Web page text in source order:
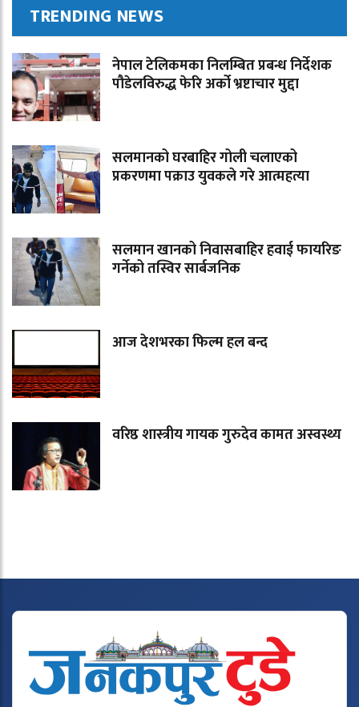
TRENDING NEWS
नेपाल टेलिकमका निलम्बित प्रबन्ध निर्देशक
पौडेलविरुद्ध फेरि अर्को भ्रष्टाचार मुद्दा
सलमानको घरबाहिर गोली चलाएको
प्रकरणमा पक्राउ युवकले गरे आत्महत्या
सलमान खानको निवासबाहिर हवाई फायरिङ
गर्नेको तस्विर सार्बजनिक
आज देशभरका फिल्म हल बन्द
वरिष्ठ शास्त्रीय गायक गुरुदेव कामत अस्वस्थ्य